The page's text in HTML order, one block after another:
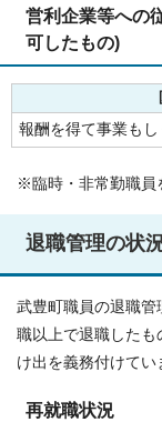
営利企業等への
可したもの)
報酬を得て事業も
※臨時・非常勤職員
退職管理の状
武豊町職員の退職管
職以上で退職した
け出を義務付けてい
再就職状況